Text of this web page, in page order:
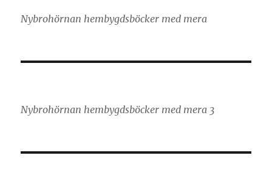
Nybrohörnan hembygdsböcker med mera
Nybrohörnan hembygdsböcker med mera 3